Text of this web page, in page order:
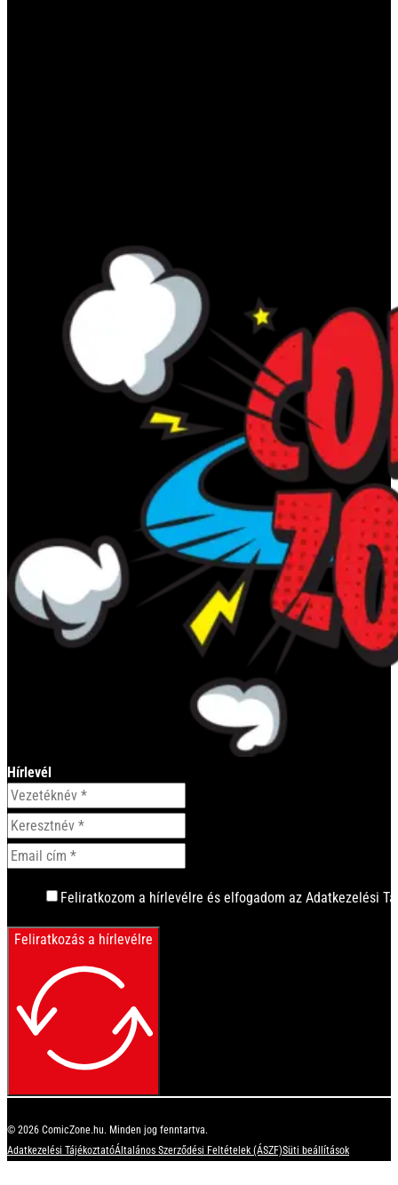
Hírlevél
Feliratkozom a hírlevélre és elfogadom az Adatkezelési
Feliratkozás a hírlevélre
© 2026 ComicZone.hu. Minden jog fenntartva.
Adatkezelési TájékoztatóÁltalános Szerződési Feltételek (ÁSZF)Süti beállítások